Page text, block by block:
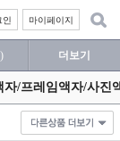
마이페이지
인
더보기
/프레임액자/사진